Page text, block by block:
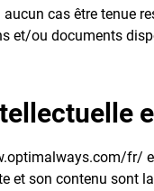
cas être tenue
et/ou documents
fr/
et son contenu sont